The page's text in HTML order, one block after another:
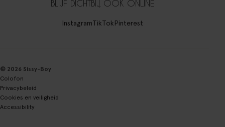
BLIJF DICHTBIJ, OOK ONLINE
InstagramTikTokPinterest
© 2026 Sissy-Boy
Colofon
Privacybeleid
Cookies en veiligheid
Accessibility